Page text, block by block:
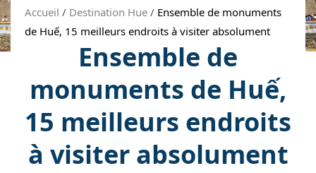
Accueil / Destination Hue / Ensemble de monuments
de Huế, 15 meilleurs endroits à visiter absolument
Ensemble de
monuments de Huế,
15 meilleurs endroits
à visiter absolument